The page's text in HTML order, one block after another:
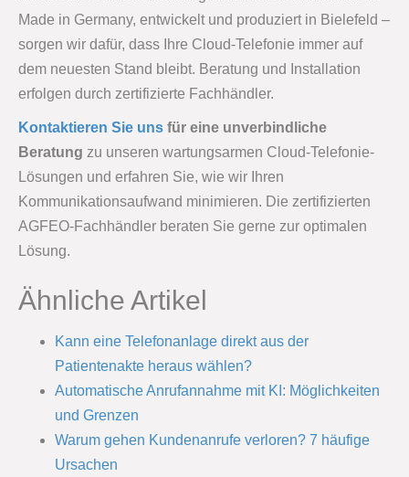
Made in Germany, entwickelt und produziert in Bielefeld –
sorgen wir dafür, dass Ihre Cloud-Telefonie immer auf
dem neuesten Stand bleibt. Beratung und Installation
erfolgen durch zertifizierte Fachhändler.
Kontaktieren Sie uns für eine unverbindliche
Beratung zu unseren wartungsarmen Cloud-Telefonie-
Lösungen und erfahren Sie, wie wir Ihren
Kommunikationsaufwand minimieren. Die zertifizierten
AGFEO-Fachhändler beraten Sie gerne zur optimalen
Lösung.
Ähnliche Artikel
Kann eine Telefonanlage direkt aus der
Patientenakte heraus wählen?
Automatische Anrufannahme mit KI: Möglichkeiten
und Grenzen
Warum gehen Kundenanrufe verloren? 7 häufige
Ursachen